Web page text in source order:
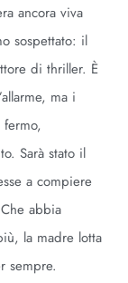
ancora viva
sospettato: il
di thriller. È
ma i
Sarà stato il
a compiere
abbia
la madre lotta
sempre.